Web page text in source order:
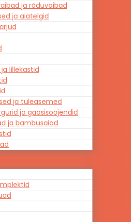
ja rõduvaibad
ja aiatelgid
lillekastid
ja tuleasemed
ja gaasisoojendid
ja bambusaiad